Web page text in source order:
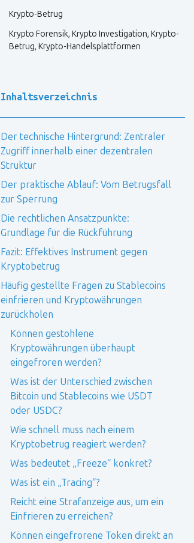
Krypto-Betrug
Krypto Forensik, Krypto Investigation, Krypto-
Betrug, Krypto-Handelsplattformen
Inhaltsverzeichnis
Der technische Hintergrund: Zentraler
Zugriff innerhalb einer dezentralen
Struktur
Der praktische Ablauf: Vom Betrugsfall
zur Sperrung
Die rechtlichen Ansatzpunkte:
Grundlage für die Rückführung
Fazit: Effektives Instrument gegen
Kryptobetrug
Häufig gestellte Fragen zu Stablecoins
einfrieren und Kryptowährungen
zurückholen
Können gestohlene
Kryptowährungen überhaupt
eingefroren werden?
Was ist der Unterschied zwischen
Bitcoin und Stablecoins wie USDT
oder USDC?
Wie schnell muss nach einem
Kryptobetrug reagiert werden?
Was bedeutet „Freeze“ konkret?
Was ist ein „Tracing“?
Reicht eine Strafanzeige aus, um ein
Einfrieren zu erreichen?
Können eingefrorene Token direkt an